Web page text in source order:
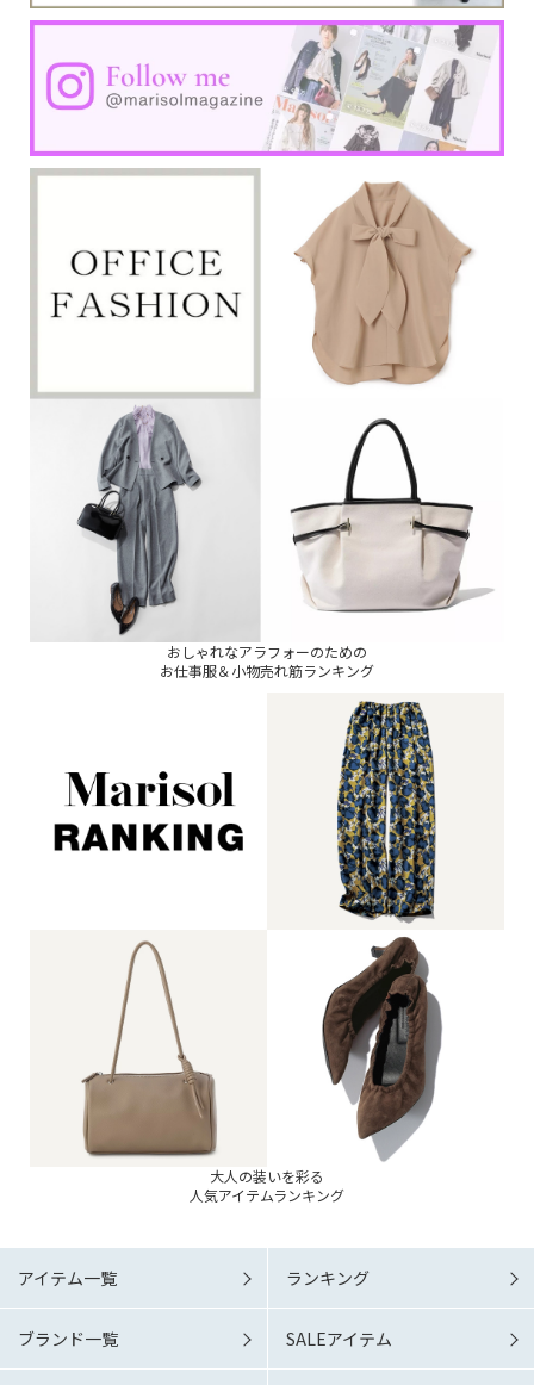
おしゃれなアラフォーのための
お仕事服＆小物売れ筋ランキング
大人の装いを彩る
人気アイテムランキング
アイテム一覧 ランキング
ブランド一覧 SALEアイテム